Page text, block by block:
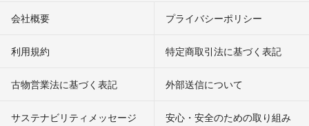
会社概要 プライバシーポリシー
利用規約 特定商取引法に基づく表記
古物営業法に基づく表記 外部送信について
サステナビリティメッセージ 安心・安全のための取り組み